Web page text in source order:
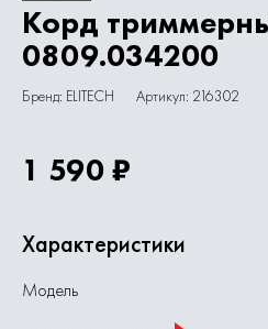
Корд
0809.034200
Бренд: ELITECH Артикул: 216302
1 590 ₽
Характеристики
Модель